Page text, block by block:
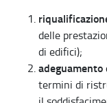
delle
di edifici);
adeguamento
termini di